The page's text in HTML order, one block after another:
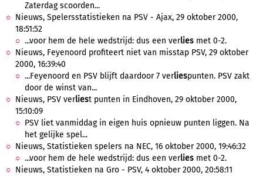
Zaterdag scoorden...
Nieuws, Spelersstatistieken na PSV - Ajax, 29 oktober 2000,
18:51:52
...voor hem de hele wedstrijd: dus een verlies met 0-2.
Nieuws, Feyenoord profiteert niet van misstap PSV, 29 oktober
2000, 16:39:40
...Feyenoord en PSV blijft daardoor 7 verliespunten. PSV zakt
door de winst van...
Nieuws, PSV verliest punten in Eindhoven, 29 oktober 2000,
15:10:09
PSV liet vanmiddag in eigen huis opnieuw punten liggen. Na
het gelijke spel...
Nieuws, Statistieken spelers na NEC, 16 oktober 2000, 19:46:32
...voor hem de hele wedstrijd: dus een verlies met 0-2.
Nieuws, Statistieken na Gro - PSV, 4 oktober 2000, 20:58:11